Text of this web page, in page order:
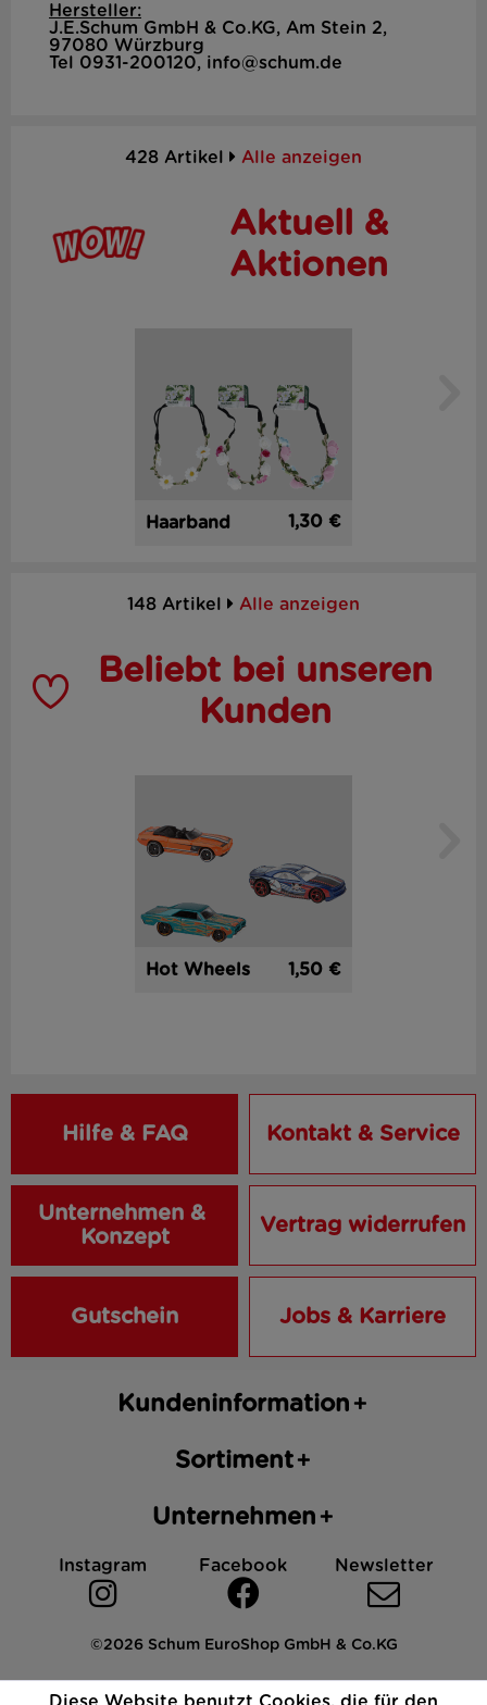
Hersteller:
J.E.Schum GmbH & Co.KG, Am Stein 2,
97080 Würzburg
Tel 0931-200120, info@schum.de
428 Artikel Alle anzeigen
Aktuell &
Aktionen
Haarband 1,30 €
148 Artikel Alle anzeigen
Beliebt bei unseren
Kunden
Hot Wheels 1,50 €
Hilfe & FAQ Kontakt & Service
Unternehmen &
Konzept
Vertrag widerrufen
Gutschein Jobs & Karriere
Kundeninformation
Sortiment
Unternehmen
Instagram Facebook Newsletter
©2026 Schum EuroShop GmbH & Co.KG
Impressum Datenschutz AGB Cookies